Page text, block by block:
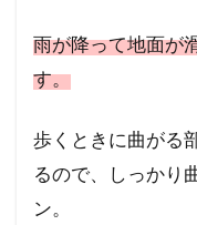
雨が降って地面が
す。
歩くときに曲がる
るので、しっかり
ン。